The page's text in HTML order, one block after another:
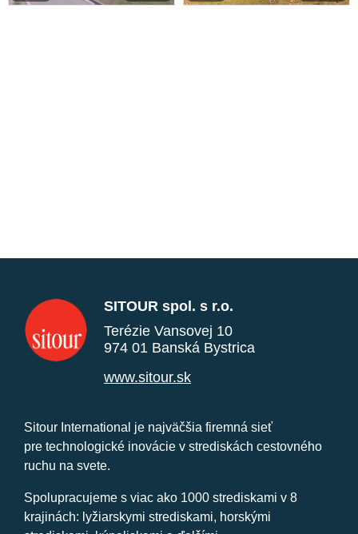
SITOUR spol. s r.o.
Terézie Vansovej 10
974 01 Banská Bystrica
www.sitour.sk
Sitour International je najväčšia firemná sieť
pre technologické inovácie v strediskách cestovného
ruchu na svete.
Spolupracujeme s viac ako 1000 strediskami v 8
krajinách: lyžiarskymi strediskami, horskými